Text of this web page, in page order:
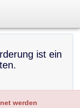
ist ein
werden